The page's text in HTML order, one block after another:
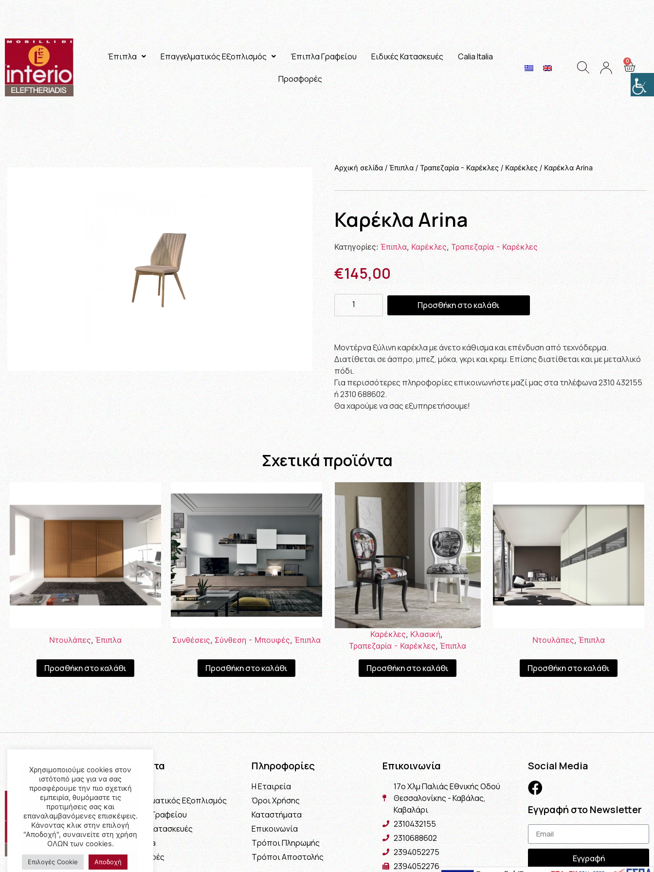
Έπιπλα Επαγγελματικός Εξοπλισμός Έπιπλα Γραφείου Ειδικές Κατασκευές Calia Italia
Προσφορές
Αρχική σελίδα/ Έπιπλα/Τραπεζαρία - Καρέκλες/Καρέκλες/ Καρέκλα Arina
Καρέκλα Arina
Κατηγορίες:Έπιπλα,Καρέκλες,Τραπεζαρία - Καρέκλες
€145,00
Προσθήκη στο καλάθι
Μοντέρνα ξύλινη καρέκλα με άνετο κάθισμα και επένδυση από τεχνόδερμα.
Διατίθεται σε άσπρο, μπεζ, μόκα, γκρι και κρεμ. Επίσης διατίθεται και με μεταλλικό
πόδι.
Για περισσότερες πληροφορίες επικοινωνήστε μαζί μας στα τηλέφωνα 2310 432155
ή 2310 688602.
Θα χαρούμε να σας εξυπηρετήσουμε!
Σχετικά προϊόντα
Ντουλάπες, Έπιπλα
Προσθήκη στο καλάθι
Συνθέσεις, Σύνθεση - Μπουφές,Έπιπλα
Προσθήκη στο καλάθι
Καρέκλες,Κλασική,
Τραπεζαρία - Καρέκλες,Έπιπλα
Προσθήκη στο καλάθι
Ντουλάπες, Έπιπλα
Προσθήκη στο καλάθι
Προϊόντα
Έπιπλα
Επαγγελματικός Εξοπλισμός
Έπιπλα Γραφείου
Ειδικές Κατασκευές
Calia Italia
Προσφορές
Πληροφορίες
Η Εταιρεία
Όροι Χρήσης
Καταστήματα
Επικοινωνία
Τρόποι Πληρωμής
Τρόποι Αποστολής
Επικοινωνία
17ο Χλμ Παλιάς Εθνικής Οδού
Θεσσαλονίκης - Καβάλας,
Καβαλάρι
2310432155
2310688602
2394052275
2394052276
Social Media
Εγγραφή στο Newsletter
Εγγραφή
Χρησιμοποιούμε cookies στον
ιστότοπό μας για να σας
προσφέρουμε την πιο σχετική
εμπειρία, θυμόμαστε τις
προτιμήσεις σας και
επαναλαμβανόμενες επισκέψεις.
Κάνοντας κλικ στην επιλογή
"Αποδοχή", συναινείτε στη χρήση
ΟΛΩΝ των cookies.
Επιλογές Cookie Αποδοχή